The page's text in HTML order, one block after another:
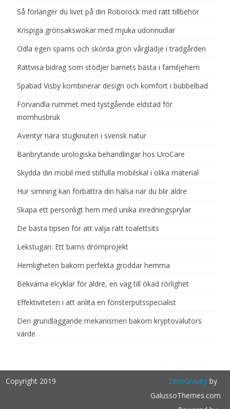
Så förlänger du livet på din Roborock med rätt tillbehör
Krispiga grönsakswokar med mjuka udonnudlar
Odla egen sparris och skörda grön vårglädje i trädgården
Rättvisa bidrag som stödjer barnets bästa i familjehem
Spabad Visby kombinerar design och komfort i bubbelbad
Förvandla rummet med tystgående eldstad för
inomhusbruk
Äventyr nära stugknuten i svensk natur
Banbrytande urologiska behandlingar hos UroCare
Skydda din mobil med stilfulla mobilskal i olika material
Hur simning kan förbättra din hälsa när du blir äldre
Skapa ett personligt hem med unika inredningsprylar
De bästa tipsen för att välja rätt toalettsits
Lekstugan: Ett barns drömprojekt
Hemligheten bakom perfekta groddar hemma
Bekväma elcyklar för äldre, en väg till ökad rörlighet
Effektiviteten i att anlita en fönsterputsspecialist
Den grundläggande mekanismen bakom kryptovalutors
värde
Copyright 2019 ZeroGravityby
GalussoThemes.com